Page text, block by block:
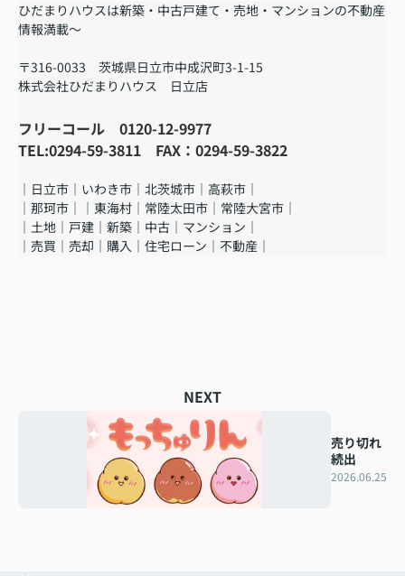
ひだまりハウスは新築・中古戸建て・売地・マンションの不動産
情報満載～
〒316-0033 茨城県日立市中成沢町3-1-15
株式会社ひだまりハウス 日立店
フリーコール 0120-12-9977
TEL:0294-59-3811 FAX：0294-59-3822
｜日立市｜いわき市｜北茨城市｜高萩市｜
｜那珂市｜｜東海村｜常陸太田市｜常陸大宮市｜
｜土地｜戸建｜新築｜中古｜マンション｜
｜売買｜売却｜購入｜住宅ローン｜不動産｜
NEXT
売り切れ
続出
2026.06.25